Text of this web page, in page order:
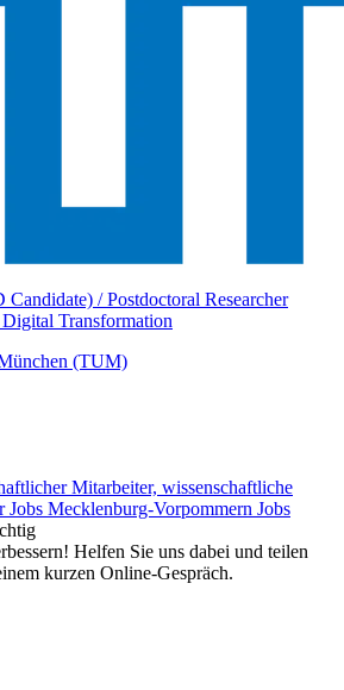
Candidate) / Postdoctoral Researcher
Transformation
(TUM)
Mitarbeiter, wissenschaftliche
Jobs Mecklenburg-Vorpommern Jobs
Helfen Sie uns dabei und teilen
kurzen Online-Gespräch.